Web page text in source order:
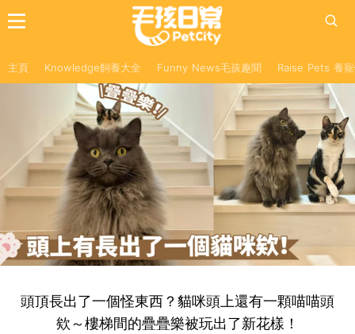
主頁 Knowledge飼養大全 Funny News毛孩趣聞 Raise Pets 養
頭頂長出了一個怪東西？貓咪頭上還有一顆喵喵頭
欸～樓梯間的疊疊樂被玩出了新花樣！